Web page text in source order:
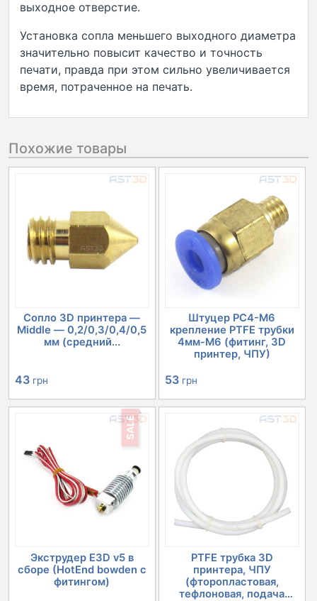
выходное отверстие.
Установка сопла меньшего выходного диаметра
значительно повысит качество и точность
печати, правда при этом сильно увеличивается
время, потраченное на печать.
Похожие товары
Сопло 3D принтера —
Middle — 0,2/0,3/0,4/0,5
мм (средний...
43 грн
Штуцер PC4-M6
крепление PTFE трубки
4мм-М6 (фитинг, 3D
принтер, ЧПУ)
53 грн
SALE
Экструдер E3D v5 в
сборе (HotEnd bowden с
фитингом)
PTFE трубка 3D
принтера, ЧПУ
(фторопластовая,
тефлоновая, подача